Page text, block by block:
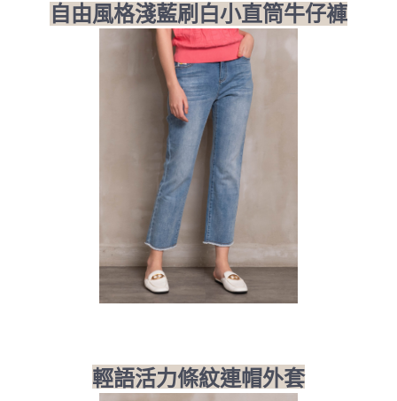
自由風格淺藍刷白小直筒牛仔褲
輕語活力條紋連帽外套